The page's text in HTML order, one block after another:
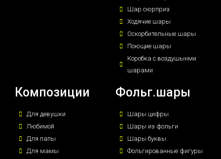
Шар сюрприз
Ходячие шары
Оскорбительные шары
Поющие шары
Коробка с воздушынми
шарами
Композиции
Для девушки
Любимой
Для папы
Для мамы
Фольг.шары
Шары цифры
Шары из фольги
Шары буквы
Фольгированные фигуры